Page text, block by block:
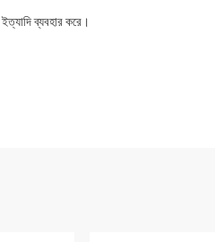
ব্যবহার করে।